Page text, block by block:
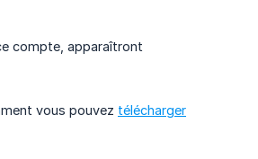
compte, apparaîtront
vous pouvez télécharger